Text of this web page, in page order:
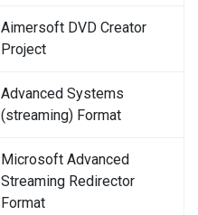
Aimersoft DVD Creator
Project
Advanced Systems
(streaming) Format
Microsoft Advanced
Streaming Redirector
Format